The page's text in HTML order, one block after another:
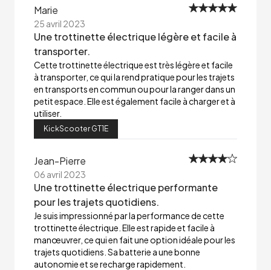
Marie
25 avril 2023
Une trottinette électrique légère et facile à
transporter.
Cette trottinette électrique est très légère et facile
à transporter, ce qui la rend pratique pour les trajets
en transports en commun ou pour la ranger dans un
petit espace. Elle est également facile à charger et à
utiliser.
KickScooter GT1E
Jean-Pierre
06 avril 2023
Une trottinette électrique performante
pour les trajets quotidiens.
Je suis impressionné par la performance de cette
trottinette électrique. Elle est rapide et facile à
manœuvrer, ce qui en fait une option idéale pour les
trajets quotidiens. Sa batterie a une bonne
autonomie et se recharge rapidement.